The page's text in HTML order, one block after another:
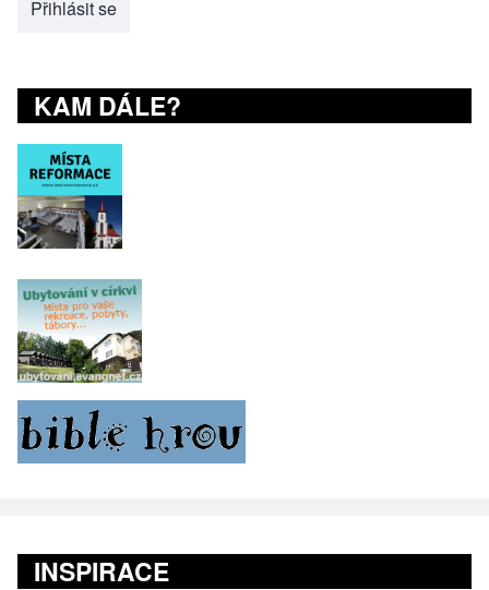
Přihlásit se
KAM DÁLE?
INSPIRACE